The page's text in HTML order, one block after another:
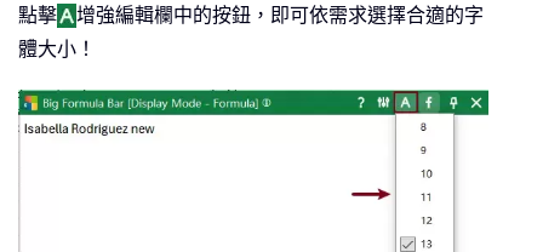
點擊
增強編輯欄中的按鈕，即可依需求選擇合適的字
體大小！